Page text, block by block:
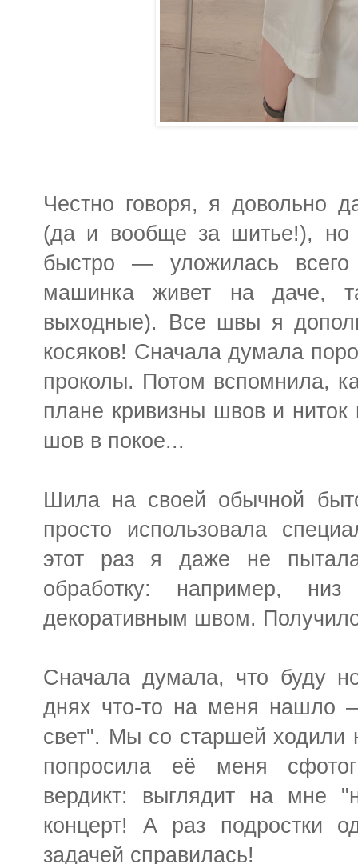
Честно говоря, я довольно
(да и вообще за шитье!), но
быстро — уложилась
машинка живет на даче,
выходные). Все швы я
косяков! Сначала думала
проколы. Потом вспомнила,
плане кривизны швов и ниток
шов в покое...
Шила на своей обычной
просто использовала
этот раз я даже не
обработку: например,
декоративным швом.
Сначала думала, что буду
днях что-то на меня
свет". Мы со старшей ходили
попросила её меня
вердикт: выглядит на мне
концерт! А раз подростки
задачей справилась!